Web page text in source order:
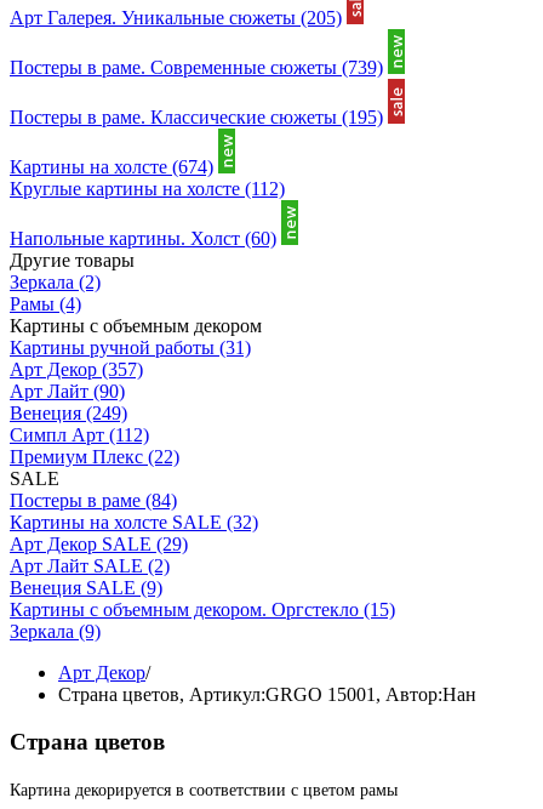
Арт Галерея. Уникальные сюжеты (205)
Постеры в раме. Современные сюжеты (739)
Постеры в раме. Классические сюжеты (195)
Картины на холсте (674)
Круглые картины на холсте (112)
Напольные картины. Холст (60)
Другие товары
Зеркала (2)
Рамы (4)
Картины с объемным декором
Картины ручной работы (31)
Арт Декор (357)
Арт Лайт (90)
Венеция (249)
Симпл Арт (112)
Премиум Плекс (22)
SALE
Постеры в раме (84)
Картины на холсте SALE (32)
Арт Декор SALE (29)
Арт Лайт SALE (2)
Венеция SALE (9)
Картины с объемным декором. Оргстекло (15)
Зеркала (9)
Арт Декор/
Страна цветов, Артикул:GRGO 15001 , Автор:Нан
Страна цветов
Картина декорируется в соответствии с цветом рамы